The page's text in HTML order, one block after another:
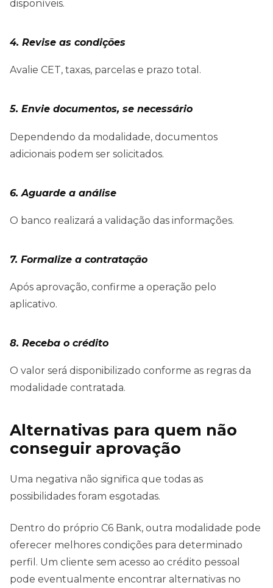
disponíveis.
4. Revise as condições
Avalie CET, taxas, parcelas e prazo total.
5. Envie documentos, se necessário
Dependendo da modalidade, documentos
adicionais podem ser solicitados.
6. Aguarde a análise
O banco realizará a validação das informações.
7. Formalize a contratação
Após aprovação, confirme a operação pelo
aplicativo.
8. Receba o crédito
O valor será disponibilizado conforme as regras da
modalidade contratada.
Alternativas para quem não
conseguir aprovação
Uma negativa não significa que todas as
possibilidades foram esgotadas.
Dentro do próprio C6 Bank, outra modalidade pode
oferecer melhores condições para determinado
perfil. Um cliente sem acesso ao crédito pessoal
pode eventualmente encontrar alternativas no